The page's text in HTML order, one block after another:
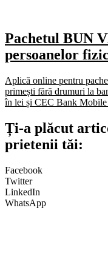
Pachetul BUN
persoanelor
Aplică online pentru
primești fără drumuri la
în lei și CEC Bank
Ți-a plăcut
prietenii tăi:
Facebook
Twitter
LinkedIn
WhatsApp